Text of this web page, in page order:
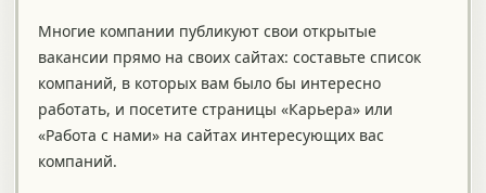
Многие компании публикуют свои открытые
вакансии прямо на своих сайтах: составьте список
компаний, в которых вам было бы интересно
работать, и посетите страницы «Карьера» или
«Работа с нами» на сайтах интересующих вас
компаний.